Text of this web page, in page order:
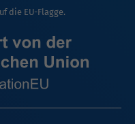
die EU-Flagge.